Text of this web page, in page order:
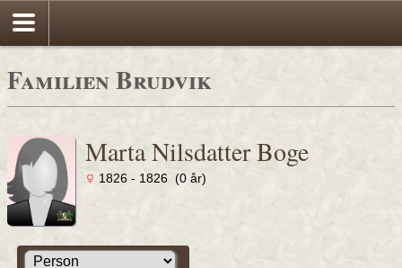
Familien Brudvik
Marta Nilsdatter Boge
1826 - 1826 (0 år)